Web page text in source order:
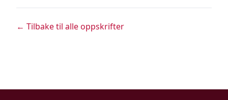
← Tilbake til alle oppskrifter